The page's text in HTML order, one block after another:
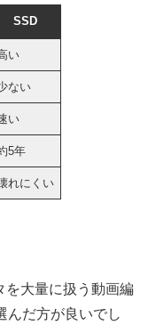
SSD
い
ない
い
5年
れにくい
を大量に扱う動画編
んだ方が良いでし